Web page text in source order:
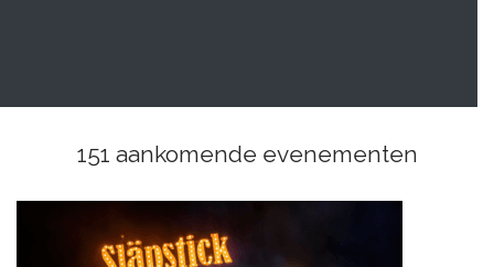
151 aankomende evenementen